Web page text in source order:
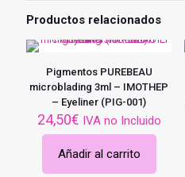
Productos relacionados
Pigmentos PUREBEAU
microblading 3ml – IMOTHEP
– Eyeliner (PIG-001)
24,50€ IVA no Incluido
Añadir al carrito